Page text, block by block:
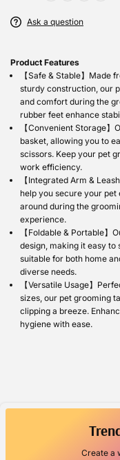
Ask a question
Product Features
【Safe & Stable】
sturdy construction, our
and comfort during the
rubber feet enhance
【Convenient Storage
basket, allowing you to
scissors. Keep your pet
work efficiency.
【Integrated Arm &
help you secure your
around during the
experience.
【Foldable & Portable
design, making it easy to
suitable for both home
diverse needs.
【Versatile Usage】
sizes, our pet grooming
clipping a breeze.
hygiene with ease.
Create a